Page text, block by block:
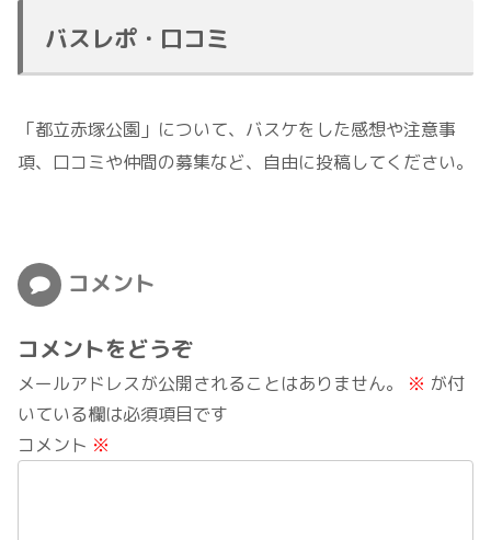
バスレポ・口コミ
「都立赤塚公園」について、バスケをした感想や注意事
項、口コミや仲間の募集など、自由に投稿してください。
コメント
コメントをどうぞ
メールアドレスが公開されることはありません。 ※ が付
いている欄は必須項目です
コメント ※